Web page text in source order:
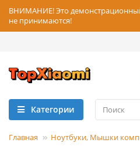
ВНИМАНИЕ! Это
не принимаются!
Категории
Главная Ноутбуки, Мышки